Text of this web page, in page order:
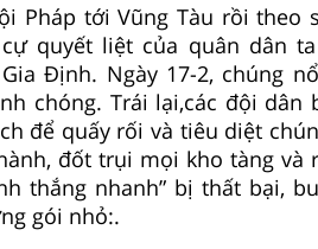
Pháp tới Vũng Tàu rồi theo
quyết liệt của quân dân
Định. Ngày 17-2, chúng
chóng. Trái lại,các đội dân
để quấy rối và tiêu diệt
đốt trụi mọi kho tàng và
thắng nhanh” bị thất bại,
gói nhỏ:.